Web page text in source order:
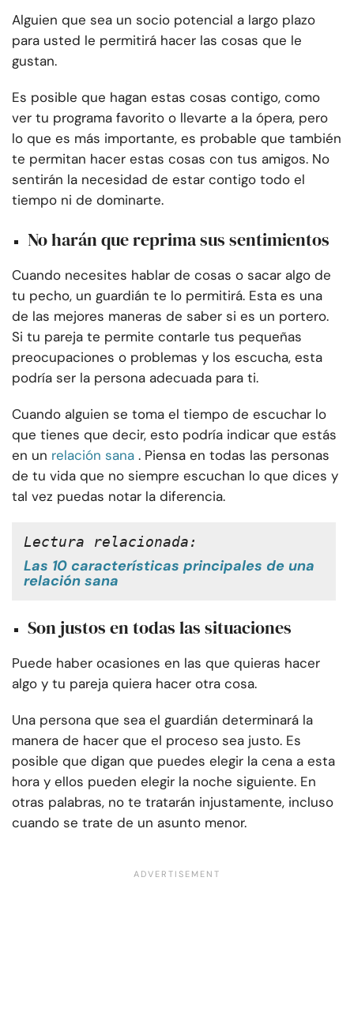
Alguien que sea un socio potencial a largo plazo
para usted le permitirá hacer las cosas que le
gustan.
Es posible que hagan estas cosas contigo, como
ver tu programa favorito o llevarte a la ópera, pero
lo que es más importante, es probable que también
te permitan hacer estas cosas con tus amigos. No
sentirán la necesidad de estar contigo todo el
tiempo ni de dominarte.
No harán que reprima sus sentimientos
Cuando necesites hablar de cosas o sacar algo de
tu pecho, un guardián te lo permitirá. Esta es una
de las mejores maneras de saber si es un portero.
Si tu pareja te permite contarle tus pequeñas
preocupaciones o problemas y los escucha, esta
podría ser la persona adecuada para ti.
Cuando alguien se toma el tiempo de escuchar lo
que tienes que decir, esto podría indicar que estás
en un relación sana . Piensa en todas las personas
de tu vida que no siempre escuchan lo que dices y
tal vez puedas notar la diferencia.
Lectura relacionada:
Las 10 características principales de una
relación sana
Son justos en todas las situaciones
Puede haber ocasiones en las que quieras hacer
algo y tu pareja quiera hacer otra cosa.
Una persona que sea el guardián determinará la
manera de hacer que el proceso sea justo. Es
posible que digan que puedes elegir la cena a esta
hora y ellos pueden elegir la noche siguiente. En
otras palabras, no te tratarán injustamente, incluso
cuando se trate de un asunto menor.